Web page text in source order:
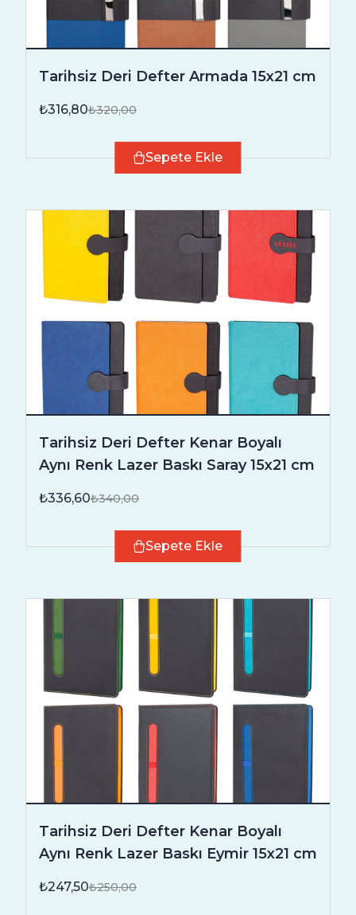
Tarihsiz Deri Defter Armada 15x21 cm
₺316,80₺320,00
Sepete Ekle
Tarihsiz Deri Defter Kenar Boyalı
Aynı Renk Lazer Baskı Saray 15x21 cm
₺336,60₺340,00
Sepete Ekle
Tarihsiz Deri Defter Kenar Boyalı
Aynı Renk Lazer Baskı Eymir 15x21 cm
₺247,50₺250,00